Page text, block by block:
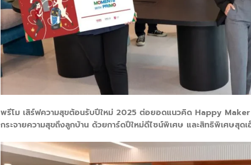
พรีโม เสิร์ฟความสุขต้อนรับปีใหม่ 2025 ต่อยอดแนวคิด Happy
กระจายความสุขถึงลูกบ้าน ด้วยการ์ดปีใหม่ดีไซน์พิเศษ และสิทธิพิเศษสุด